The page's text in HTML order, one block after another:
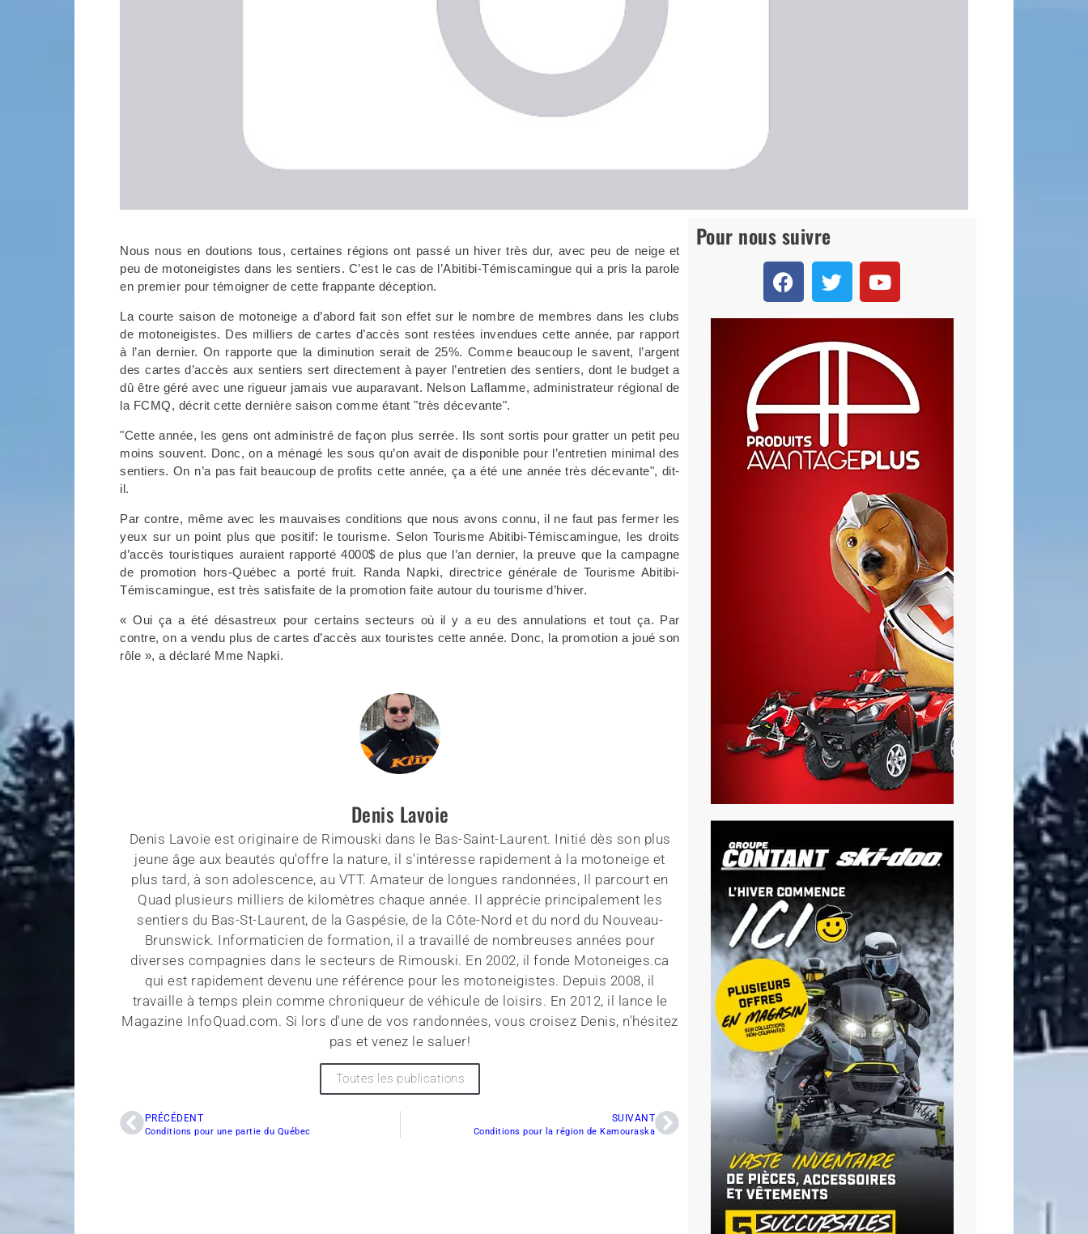
Nous nous en doutions tous, certaines régions ont passé un hiver très dur, avec peu de neige et
peu de motoneigistes dans les sentiers. C’est le cas de l’Abitibi-Témiscamingue qui a pris la parole
en premier pour témoigner de cette frappante déception.
La courte saison de motoneige a d’abord fait son effet sur le nombre de membres dans les clubs
de motoneigistes. Des milliers de cartes d’accès sont restées invendues cette année, par rapport
à l’an dernier. On rapporte que la diminution serait de 25%. Comme beaucoup le savent, l’argent
des cartes d’accès aux sentiers sert directement à payer l’entretien des sentiers, dont le budget a
dû être géré avec une rigueur jamais vue auparavant. Nelson Laflamme, administrateur régional de
la FCMQ, décrit cette dernière saison comme étant "très décevante".
"Cette année, les gens ont administré de façon plus serrée. Ils sont sortis pour gratter un petit peu
moins souvent. Donc, on a ménagé les sous qu’on avait de disponible pour l’entretien minimal des
sentiers. On n’a pas fait beaucoup de profits cette année, ça a été une année très décevante", dit-
il.
Par contre, même avec les mauvaises conditions que nous avons connu, il ne faut pas fermer les
yeux sur un point plus que positif: le tourisme. Selon Tourisme Abitibi-Témiscamingue, les droits
d’accès touristiques auraient rapporté 4000$ de plus que l’an dernier, la preuve que la campagne
de promotion hors-Québec a porté fruit. Randa Napki, directrice générale de Tourisme Abitibi-
Témiscamingue, est très satisfaite de la promotion faite autour du tourisme d’hiver.
« Oui ça a été désastreux pour certains secteurs où il y a eu des annulations et tout ça. Par
contre, on a vendu plus de cartes d’accès aux touristes cette année. Donc, la promotion a joué son
rôle », a déclaré Mme Napki.
Denis Lavoie
Denis Lavoie est originaire de Rimouski dans le Bas-Saint-Laurent. Initié dès son plus
jeune âge aux beautés qu'offre la nature, il s'intéresse rapidement à la motoneige et
plus tard, à son adolescence, au VTT. Amateur de longues randonnées, Il parcourt en
Quad plusieurs milliers de kilomètres chaque année. Il apprécie principalement les
sentiers du Bas-St-Laurent, de la Gaspésie, de la Côte-Nord et du nord du Nouveau-
Brunswick. Informaticien de formation, il a travaillé de nombreuses années pour
diverses compagnies dans le secteurs de Rimouski. En 2002, il fonde Motoneiges.ca
qui est rapidement devenu une référence pour les motoneigistes. Depuis 2008, il
travaille à temps plein comme chroniqueur de véhicule de loisirs. En 2012, il lance le
Magazine InfoQuad.com. Si lors d'une de vos randonnées, vous croisez Denis, n'hésitez
pas et venez le saluer!
Toutes les publications
PRÉCÉDENT
Conditions pour une partie du Québec
SUIVANT
Conditions pour la région de Kamouraska
Pour nous suivre